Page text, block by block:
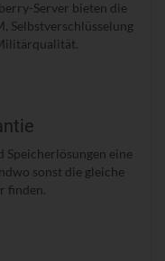
Server bieten die
Selbstverschlüsselung
eine
sonst die gleiche
finden.